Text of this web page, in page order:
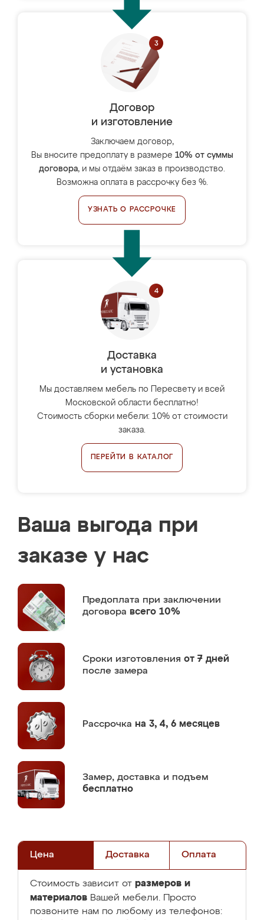
Договор
и изготовление
Заключаем договор,
Вы вносите предоплату в размере 10% от суммы
договора, и мы отдаём заказ в производство.
Возможна оплата в рассрочку без %.
УЗНАТЬ О РАССРОЧКЕ
Доставка
и установка
Мы доставляем мебель по Пересвету и всей
Московской области бесплатно!
Стоимость сборки мебели: 10% от стоимости
заказа.
ПЕРЕЙТИ В КАТАЛОГ
Ваша выгода при
заказе у нас
Предоплата при заключении
договора всего 10%
Сроки изготовления от 7 дней
после замера
Рассрочка на 3, 4, 6 месяцев
Замер, доставка и подъем
бесплатно
Цена Доставка Оплата
Стоимость зависит от размеров и
материалов Вашей мебели. Просто
позвоните нам по любому из телефонов: